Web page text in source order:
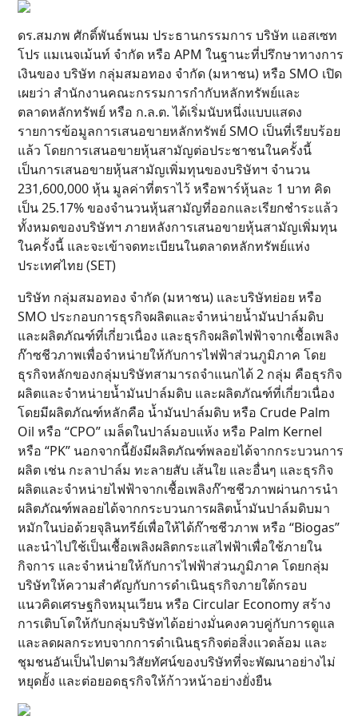
ดร.สมภพ ศักดิ์พันธ์พนม ประธานกรรมการ บริษัท แอสเซท
โปร แมเนจเม้นท์ จำกัด หรือ APM ในฐานะที่ปรึกษาทางการ
เงินของ บริษัท กลุ่มสมอทอง จำกัด (มหาชน) หรือ SMO เปิด
เผยว่า สำนักงานคณะกรรมการกำกับหลักทรัพย์และ
ตลาดหลักทรัพย์ หรือ ก.ล.ต. ได้เริ่มนับหนึ่งแบบแสดง
รายการข้อมูลการเสนอขายหลักทรัพย์ SMO เป็นที่เรียบร้อย
แล้ว โดยการเสนอขายหุ้นสามัญต่อประชาชนในครั้งนี้
เป็นการเสนอขายหุ้นสามัญเพิ่มทุนของบริษัทฯ จำนวน
231,600,000 หุ้น มูลค่าที่ตราไว้ หรือพาร์หุ้นละ 1 บาท คิด
เป็น 25.17% ของจำนวนหุ้นสามัญที่ออกและเรียกชำระแล้ว
ทั้งหมดของบริษัทฯ ภายหลังการเสนอขายหุ้นสามัญเพิ่มทุน
ในครั้งนี้ และจะเข้าจดทะเบียนในตลาดหลักทรัพย์แห่ง
ประเทศไทย (SET)
บริษัท กลุ่มสมอทอง จำกัด (มหาชน) และบริษัทย่อย หรือ
SMO ประกอบการธุรกิจผลิตและจำหน่ายน้ำมันปาล์มดิบ
และผลิตภัณฑ์ที่เกี่ยวเนื่อง และธุรกิจผลิตไฟฟ้าจากเชื้อเพลิง
ก๊าซชีวภาพเพื่อจำหน่ายให้กับการไฟฟ้าส่วนภูมิภาค โดย
ธุรกิจหลักของกลุ่มบริษัทสามารถจำแนกได้ 2 กลุ่ม คือธุรกิจ
ผลิตและจำหน่ายน้ำมันปาล์มดิบ และผลิตภัณฑ์ที่เกี่ยวเนื่อง
โดยมีผลิตภัณฑ์หลักคือ น้ำมันปาล์มดิบ หรือ Crude Palm
Oil หรือ “CPO” เมล็ดในปาล์มอบแห้ง หรือ Palm Kernel
หรือ “PK” นอกจากนี้ยังมีผลิตภัณฑ์พลอยได้จากกระบวนการ
ผลิต เช่น กะลาปาล์ม ทะลายสับ เส้นใย และอื่นๆ และธุรกิจ
ผลิตและจำหน่ายไฟฟ้าจากเชื้อเพลิงก๊าซชีวภาพผ่านการนำ
ผลิตภัณฑ์พลอยได้จากกระบวนการผลิตน้ำมันปาล์มดิบมา
หมักในบ่อด้วยจุลินทรีย์เพื่อให้ได้ก๊าซชีวภาพ หรือ “Biogas”
และนำไปใช้เป็นเชื้อเพลิงผลิตกระแสไฟฟ้าเพื่อใช้ภายใน
กิจการ และจำหน่ายให้กับการไฟฟ้าส่วนภูมิภาค โดยกลุ่ม
บริษัทให้ความสำคัญกับการดำเนินธุรกิจภายใต้กรอบ
แนวคิดเศรษฐกิจหมุนเวียน หรือ Circular Economy สร้าง
การเติบโตให้กับกลุ่มบริษัทได้อย่างมั่นคงควบคู่กับการดูแล
และลดผลกระทบจากการดำเนินธุรกิจต่อสิ่งแวดล้อม และ
ชุมชนอันเป็นไปตามวิสัยทัศน์ของบริษัทที่จะพัฒนาอย่างไม่
หยุดยั้ง และต่อยอดธุรกิจให้ก้าวหน้าอย่างยั่งยืน